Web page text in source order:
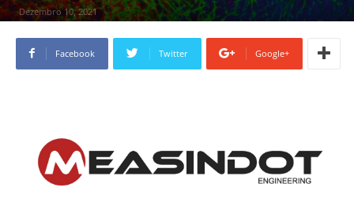
Dezembro 10, 2021
Facebook Twitter Google+